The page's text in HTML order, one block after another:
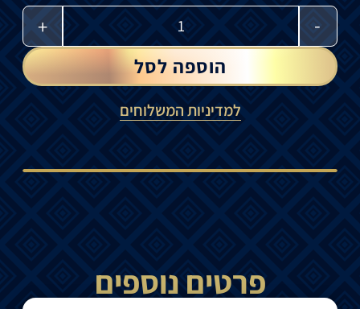
-
+
הוספה לסל
למדיניות המשלוחים
פרטים נוספים